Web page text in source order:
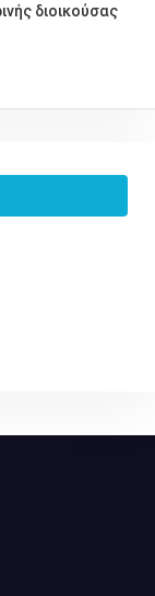
διοικούσας